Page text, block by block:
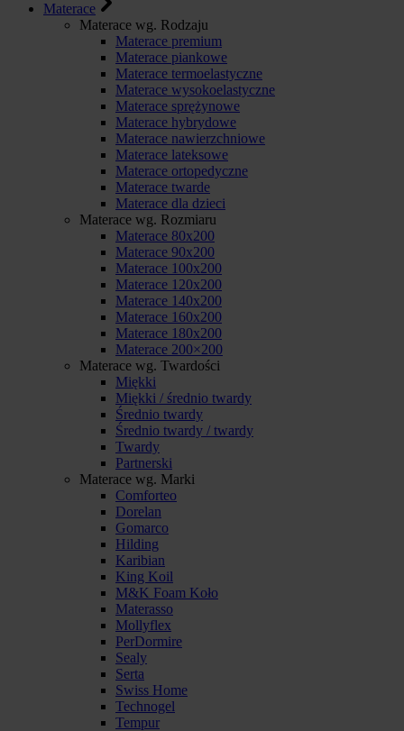
Materace
Materace wg. Rodzaju
Materace premium
Materace piankowe
Materace termoelastyczne
Materace wysokoelastyczne
Materace sprężynowe
Materace hybrydowe
Materace nawierzchniowe
Materace lateksowe
Materace ortopedyczne
Materace twarde
Materace dla dzieci
Materace wg. Rozmiaru
Materace 80x200
Materace 90x200
Materace 100x200
Materace 120x200
Materace 140x200
Materace 160x200
Materace 180x200
Materace 200×200
Materace wg. Twardości
Miękki
Miękki / średnio twardy
Średnio twardy
Średnio twardy / twardy
Twardy
Partnerski
Materace wg. Marki
Comforteo
Dorelan
Gomarco
Hilding
Karibian
King Koil
M&K Foam Koło
Materasso
Mollyflex
PerDormire
Sealy
Serta
Swiss Home
Technogel
Tempur